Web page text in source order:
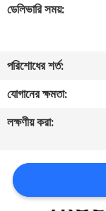
সাথে
করুন
সাইট
ডেলিভারি সময়:
পরিশোধের শর্ত:
যোগানের ক্ষমতা:
লক্ষণীয় করা: